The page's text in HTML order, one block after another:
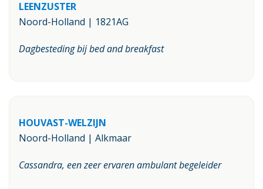
LEENZUSTER
Noord-Holland | 1821AG
Dagbesteding bij bed and breakfast
HOUVAST-WELZIJN
Noord-Holland | Alkmaar
Cassandra, een zeer ervaren ambulant begeleider